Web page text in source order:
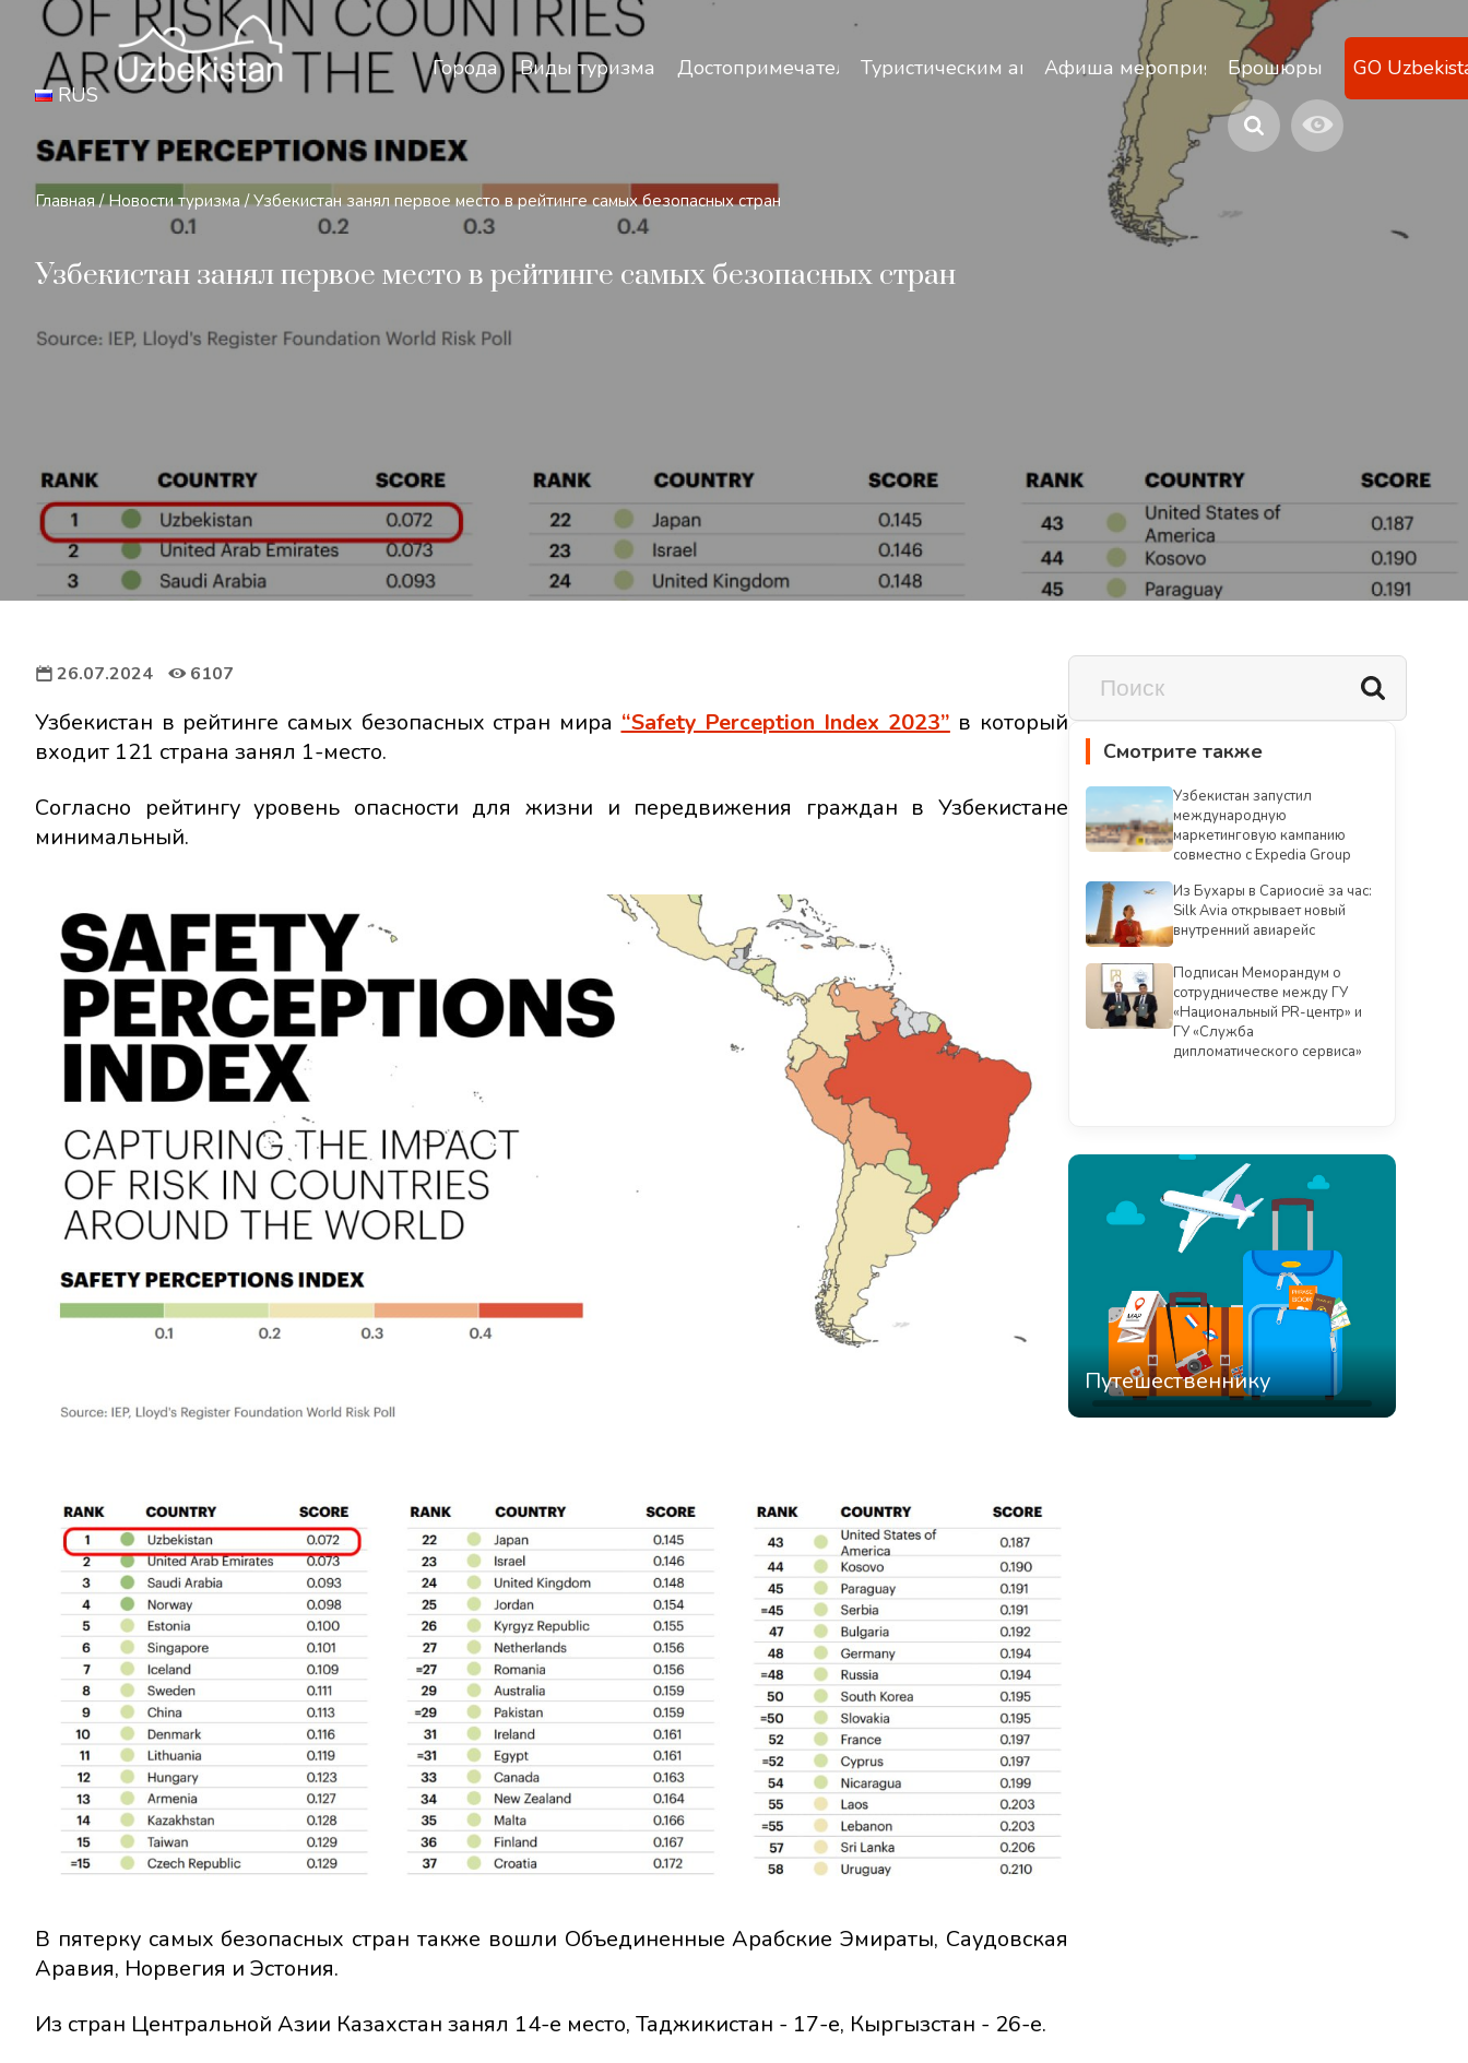
Безопасность и особенности путешествий по Узбекистану
Города
Виды туризма ДостопримечательностиТуристическим агентствамАфиша мероприятийБрошюры
GO
RUS
Главная / Новости туризма / Узбекистан занял первое место в рейтинге самых безопасных стран
Узбекистан занял первое место в рейтинге самых безопасных стран
26.07.2024 6107
Узбекистан в рейтинге самых безопасных стран мира “Safety Perception Index 2023” в который
входит 121 страна занял 1-место.
Согласно рейтингу уровень опасности для жизни и передвижения граждан в Узбекистане
минимальный.
В пятерку самых безопасных стран также вошли Объединенные Арабские Эмираты, Саудовская
Аравия, Норвегия и Эстония.
Из стран Центральной Азии Казахстан занял 14-е место, Таджикистан - 17-е, Кыргызстан - 26-е.
Смотрите также
Узбекистан запустил
международную
маркетинговую кампанию
совместно с Expedia Group
Из Бухары в Сариосиё за час:
Silk Avia открывает новый
внутренний авиарейс
Подписан Меморандум о
сотрудничестве между ГУ
«Национальный PR-центр» и
ГУ «Служба
дипломатического сервиса»
Путешественнику